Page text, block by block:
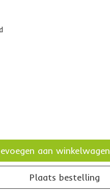
aan winkelwagen
Plaats bestelling